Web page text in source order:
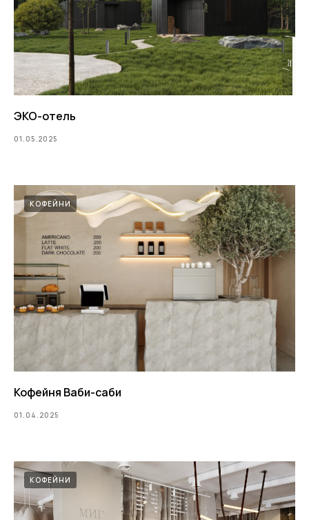
ЭКО-отель
01.05.2025
КОФЕЙНИ
Кофейня Ваби-саби
01.04.2025
КОФЕЙНИ
Свяжитесь с нами чтобы
+7
Власов Андрей
Основатель, Арт-
директор
Власова Дарья
Главный дизайнер